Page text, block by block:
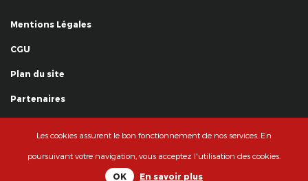
Mentions Légales
CGU
Plan du site
Partenaires
© La Grande Famille des Clowns - 2018
Les cookies assurent le bon fonctionnement de nos services. En
poursuivant votre navigation, vous acceptez l'utilisation des cookies.
OK En savoir plus